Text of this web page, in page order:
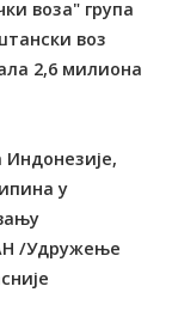
воза" група
воз
2,6 милиона
у
/Удружење